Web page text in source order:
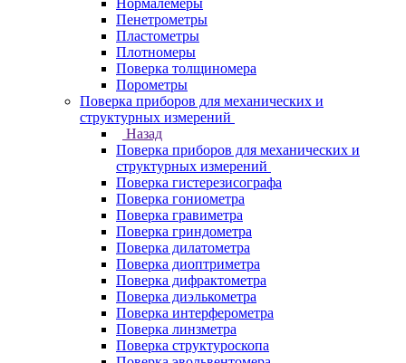
Нормалемеры
Пенетрометры
Пластометры
Плотномеры
Поверка толщиномера
Порометры
Поверка приборов для механических и
структурных измерений
Назад
Поверка приборов для механических и
структурных измерений
Поверка гистерезисографа
Поверка гониометра
Поверка гравиметра
Поверка гриндометра
Поверка дилатометра
Поверка диоптриметра
Поверка дифрактометра
Поверка диэлькометра
Поверка интерферометра
Поверка линзметра
Поверка структуроскопа